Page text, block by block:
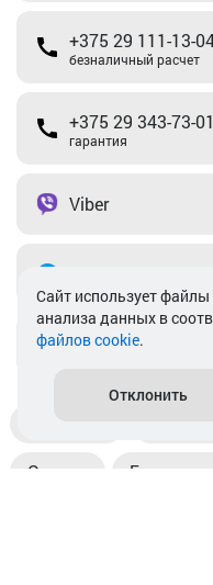
+375 29 111-13-
безналичный расчет
+375 29 343-73-01
гарантия
Viber
info@akkamulik.by
Оплата
Cайт использует
анализа данных в
файлов cookie.
Отклонить